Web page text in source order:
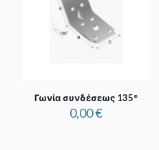
Γωνία συνδέσεως 135°
0,00€